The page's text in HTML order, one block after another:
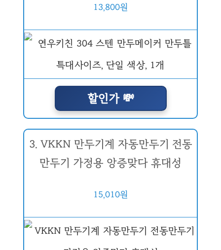
13,800원
할인가 💸
3. VKKN 만두기계 자동만두기 전동
만두기 가정용 앙증맞다 휴대성
15,010원